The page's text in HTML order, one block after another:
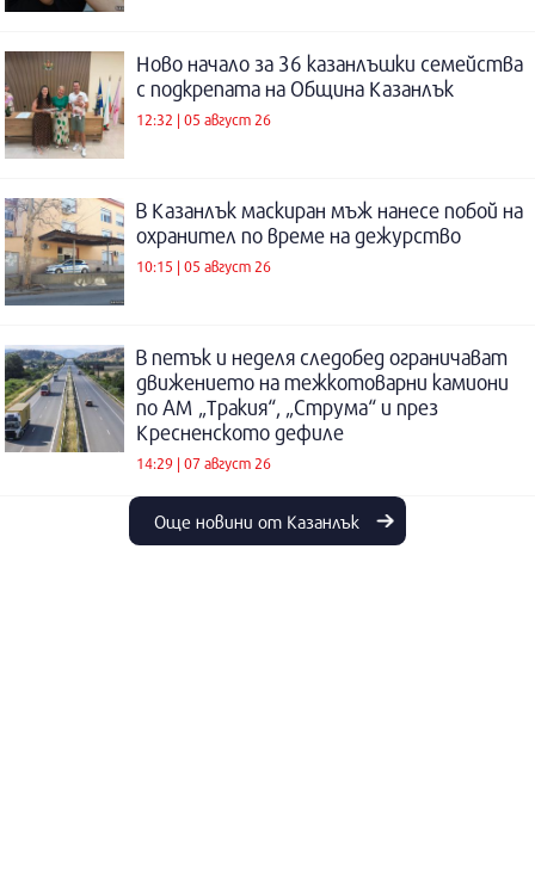
Ново начало за 36 казанлъшки семейства
с подкрепата на Община Казанлък
12:32 | 05 август 26
В Казанлък маскиран мъж нанесе побой на
охранител по време на дежурство
10:15 | 05 август 26
В петък и неделя следобед ограничават
движението на тежкотоварни камиони
по АМ „Тракия“, „Струма“ и през
Кресненското дефиле
14:29 | 07 август 26
Още новини от Казанлък